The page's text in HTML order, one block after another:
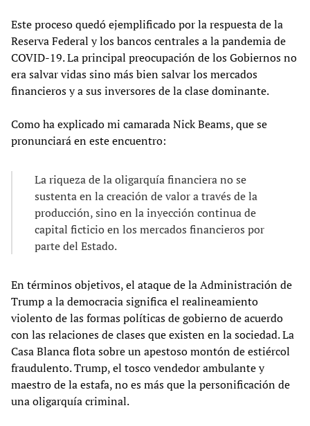
Este proceso quedó ejemplificado por la respuesta de la
Reserva Federal y los bancos centrales a la pandemia de
COVID-19. La principal preocupación de los Gobiernos no
era salvar vidas sino más bien salvar los mercados
financieros y a sus inversores de la clase dominante.
Como ha explicado mi camarada Nick Beams, que se
pronunciará en este encuentro:
La riqueza de la oligarquía financiera no se
sustenta en la creación de valor a través de la
producción, sino en la inyección continua de
capital ficticio en los mercados financieros por
parte del Estado.
En términos objetivos, el ataque de la Administración de
Trump a la democracia significa el realineamiento
violento de las formas políticas de gobierno de acuerdo
con las relaciones de clases que existen en la sociedad. La
Casa Blanca flota sobre un apestoso montón de estiércol
fraudulento. Trump, el tosco vendedor ambulante y
maestro de la estafa, no es más que la personificación de
una oligarquía criminal.